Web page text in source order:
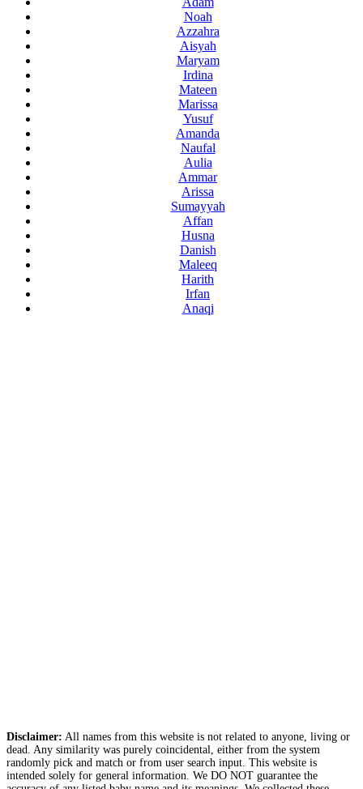
Noah
Azzahra
Aisyah
Maryam
Irdina
Mateen
Marissa
Yusuf
Amanda
Naufal
Aulia
Ammar
Arissa
Sumayyah
Affan
Husna
Danish
Maleeq
Harith
Irfan
Anaqi
Disclaimer: All names from this website is not related to anyone, living or
dead. Any similarity was purely coincidental, either from the system
randomly pick and match or from user search input. This website is
intended solely for general information. We DO NOT guarantee the